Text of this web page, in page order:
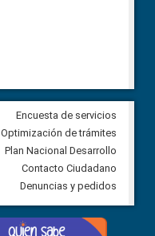
Veeduría para vigilar los
derivados de la Audiencia
comunidad Urbina, parroquia
Carolina
5 agosto, 2026
Next
Encuesta de servicios
Optimización de trámites
Plan Nacional Desarrollo
Contacto Ciudadano
Denuncias y pedidos